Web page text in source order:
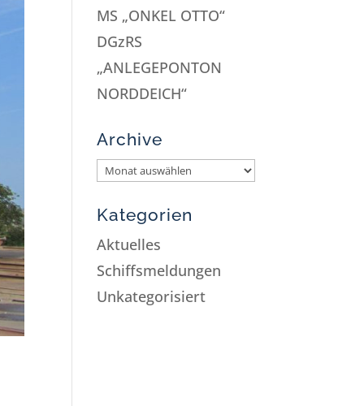
MS „ONKEL OTTO“
DGzRS
„ANLEGEPONTON
NORDDEICH“
Archive
Kategorien
Aktuelles
Schiffsmeldungen
Unkategorisiert